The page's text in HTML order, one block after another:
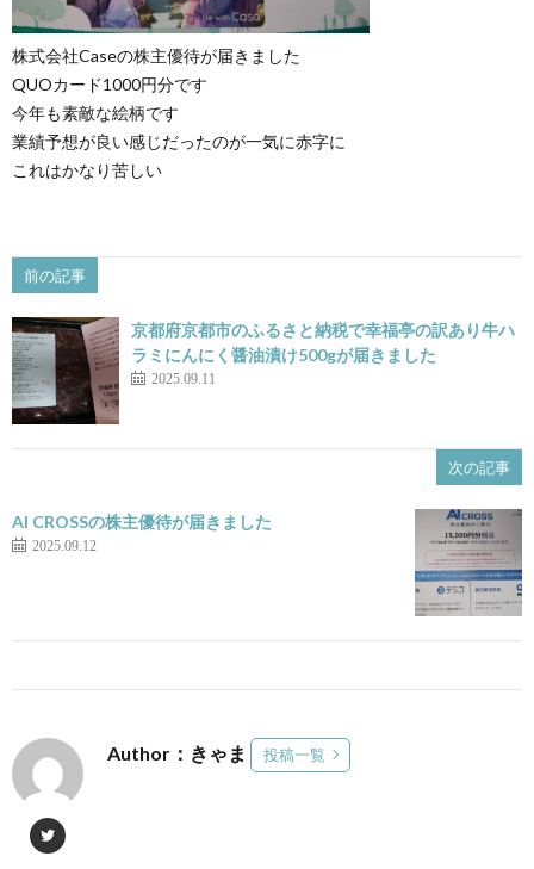
株式会社Caseの株主優待が届きました
QUOカード1000円分です
今年も素敵な絵柄です
業績予想が良い感じだったのが一気に赤字に
これはかなり苦しい
前の記事
京都府京都市のふるさと納税で幸福亭の訳あり牛ハ
ラミにんにく醤油漬け500gが届きました
2025.09.11
次の記事
AI CROSSの株主優待が届きました
2025.09.12
Author：きゃま 投稿一覧